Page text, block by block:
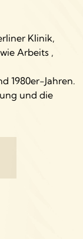
Klinik,
Arbeits ,
1980er-Jahren.
und die